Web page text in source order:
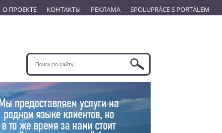
О ПРОЕКТЕ КОНТАКТЫ РЕКЛАМА SPOLUPRÁCE S PORTÁLEM